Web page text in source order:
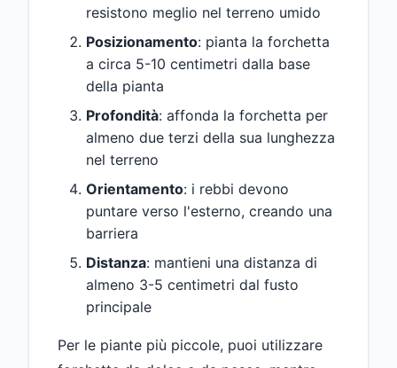
resistono meglio nel terreno umido
Posizionamento: pianta la forchetta
a circa 5-10 centimetri dalla base
della pianta
Profondità: affonda la forchetta per
almeno due terzi della sua lunghezza
nel terreno
Orientamento: i rebbi devono
puntare verso l'esterno, creando una
barriera
Distanza: mantieni una distanza di
almeno 3-5 centimetri dal fusto
principale
Per le piante più piccole, puoi utilizzare